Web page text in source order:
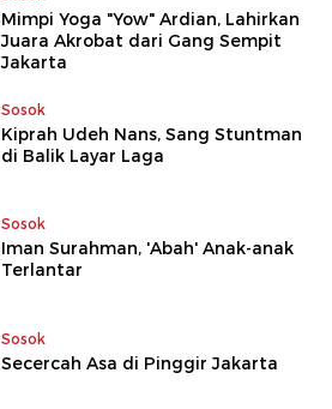
Mimpi Yoga "Yow" Ardian, Lahirkan
Juara Akrobat dari Gang Sempit
Jakarta
Sosok
Kiprah Udeh Nans, Sang Stuntman
di Balik Layar Laga
Sosok
Iman Surahman, 'Abah' Anak-anak
Terlantar
Sosok
Secercah Asa di Pinggir Jakarta